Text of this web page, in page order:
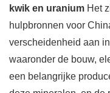
kwik en uranium Het
hulpbronnen voor
verscheidenheid aan
waaronder de bouw,
een belangrijke